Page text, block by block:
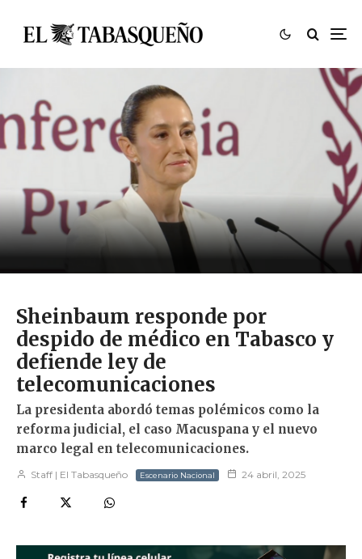
Sheinbaum responde por
despido de médico en Tabasco y
defiende ley de
telecomunicaciones
La presidenta abordó temas polémicos como la
reforma judicial, el caso Macuspana y el nuevo
marco legal en telecomunicaciones.
Staff | El Tabasqueño Escenario Nacional 24 abril, 2025